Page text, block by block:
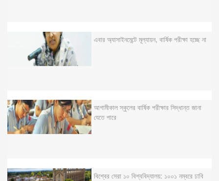
এবার অ্যাসাইনমেন্টে মূল্যায়ন, বার্ষিক পরীক্ষা হচ্ছে না
আগামীকাল স্কুলের বার্ষিক পরীক্ষার সিদ্ধান্ত জানা
যেতে পারে
বিশ্বের সেরা ১০ বিশ্ববিদ্যালয়: ১০০১ নম্বরে ঢাবি